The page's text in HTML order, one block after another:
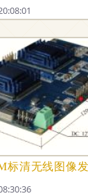
标清无线图